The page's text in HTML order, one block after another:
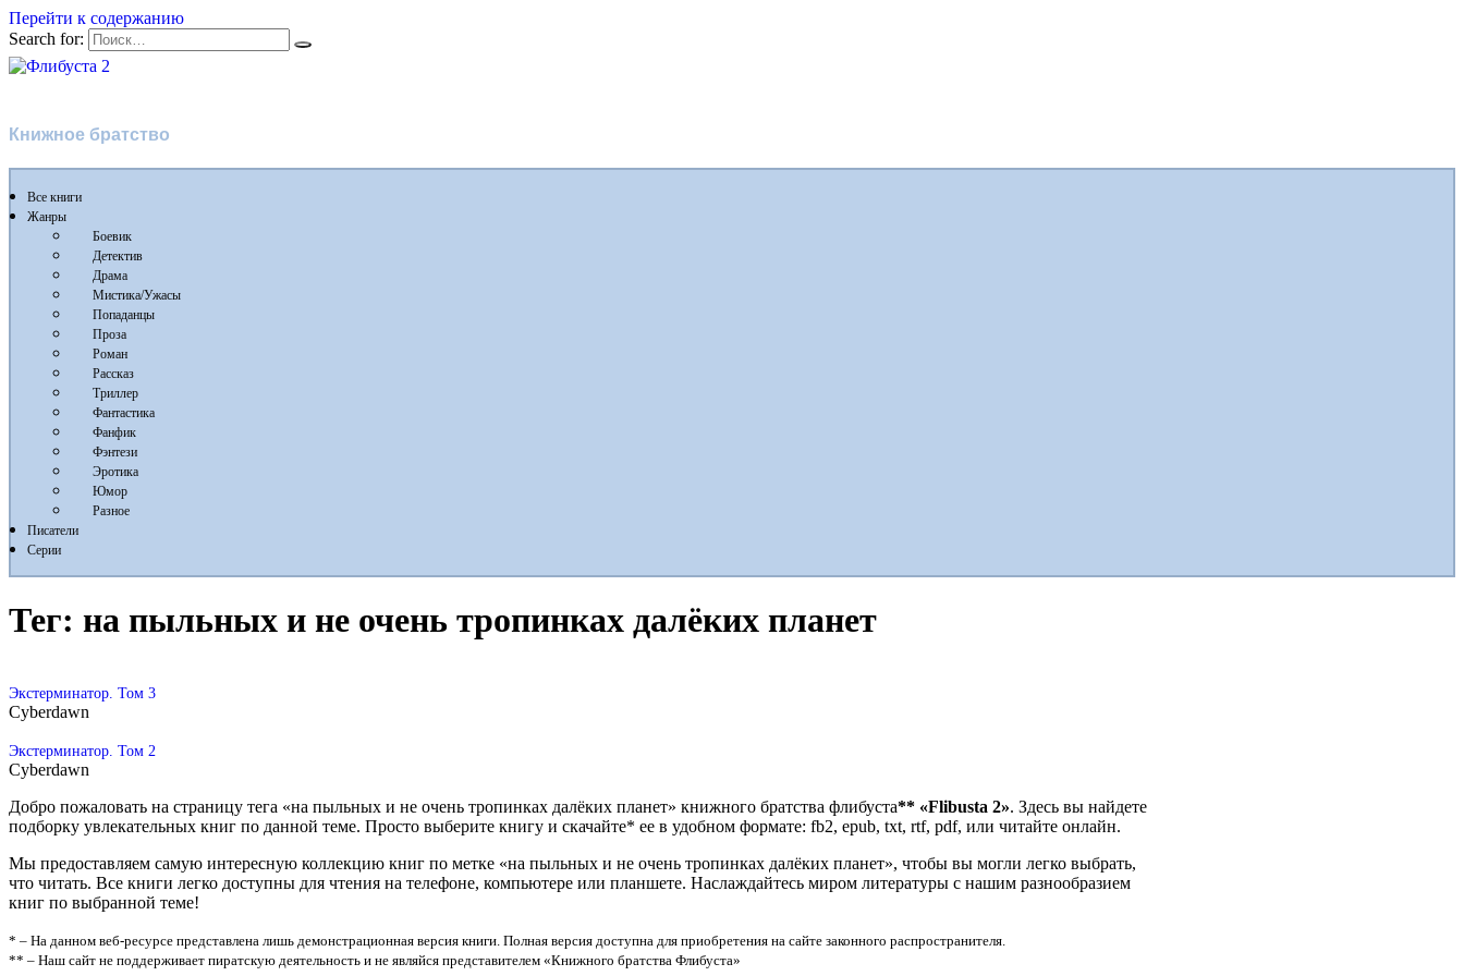
Перейти к содержанию
Search for:
Книжное братство
Все книги
Жанры
Боевик
Детектив
Драма
Мистика/Ужасы
Попаданцы
Проза
Роман
Рассказ
Триллер
Фантастика
Фанфик
Фэнтези
Эротика
Юмор
Разное
Писатели
Серии
Тег: на пыльных и не очень тропинках далёких планет
Экстерминатор. Том 3
Cyberdawn
Экстерминатор. Том 2
Cyberdawn
Добро пожаловать на страницу тега «на пыльных и не очень тропинках далёких планет» книжного братства флибуста** «Flibusta 2». Здесь вы найдете
подборку увлекательных книг по данной теме. Просто выберите книгу и скачайте* ее в удобном формате: fb2, epub, txt, rtf, pdf, или читайте онлайн.
Мы предоставляем самую интересную коллекцию книг по метке «на пыльных и не очень тропинках далёких планет», чтобы вы могли легко выбрать,
что читать. Все книги легко доступны для чтения на телефоне, компьютере или планшете. Наслаждайтесь миром литературы с нашим разнообразием
книг по выбранной теме!
* – На данном веб-ресурсе представлена лишь демонстрационная версия книги. Полная версия доступна для приобретения на сайте законного распространителя.
** – Наш сайт не поддерживает пиратскую деятельность и не являйся представителем «Книжного братства Флибуста»